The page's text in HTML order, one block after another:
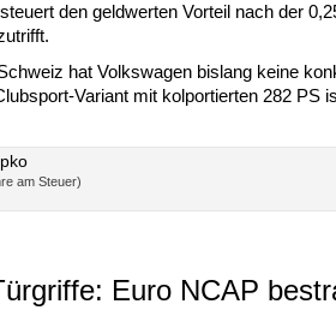
den geldwerten Vorteil nach der
hat Volkswagen bislang keine
Variant mit kolportierten 282 PS
am Steuer)
Euro NCAP